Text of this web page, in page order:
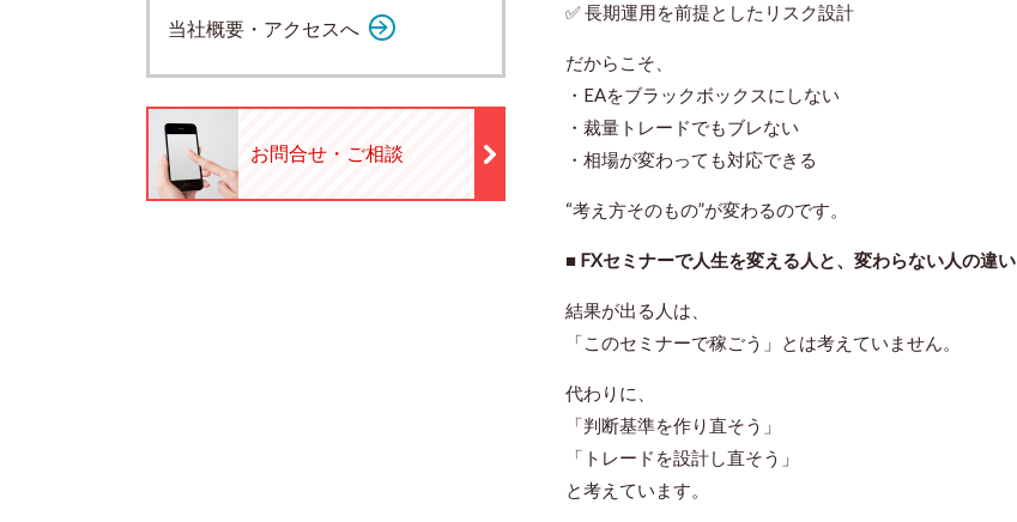
✅ 長期運用を前提としたリスク設計
だからこそ、
・EAをブラックボックスにしない
・裁量トレードでもブレない
・相場が変わっても対応できる
“考え方そのもの”が変わるのです。
■ FXセミナーで人生を変える人と、変わらない人の違い
結果が出る人は、
「このセミナーで稼ごう」とは考えていません。
代わりに、
「判断基準を作り直そう」
「トレードを設計し直そう」
と考えています。
当社概要・アクセスへ
お問合せ・ご相談